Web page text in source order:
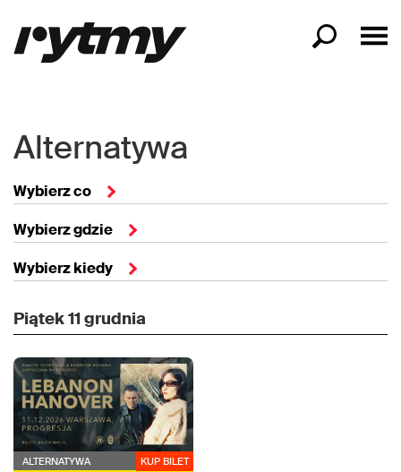
Alternatywa
Wybierz co
Wybierz gdzie
Wybierz kiedy
Piątek11 grudnia
ALTERNATYWA KUP BILET